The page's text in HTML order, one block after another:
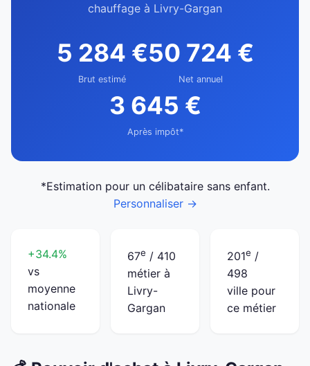
chauffage à Livry-Gargan
5 284 €
Brut estimé
50 724 €
Net annuel
3 645 €
Après impôt*
*Estimation pour un célibataire sans enfant.
Personnaliser →
+34.4%
vs
moyenne
nationale
67e / 410
métier à
Livry-
Gargan
201e /
498
ville pour
ce métier